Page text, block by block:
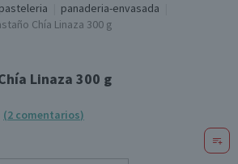
panaderia-envasada
Chía Linaza 300 g
Linaza 300 g
(2 comentarios)